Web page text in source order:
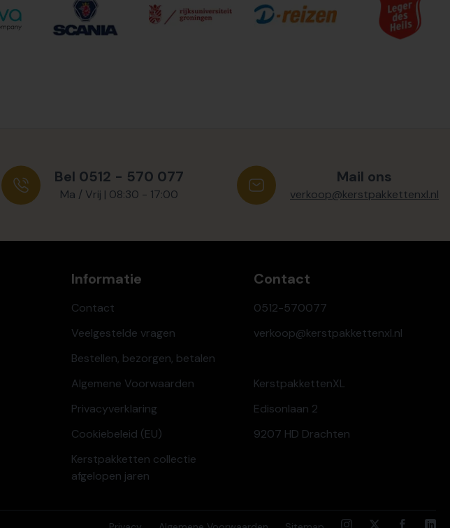
Bel 0512 - 570 077
Ma / Vrij | 08:30 - 17:00
Mail ons
verkoop@kerstpakkettenxl.nl
Informatie
Contact
Veelgestelde vragen
Bestellen, bezorgen, betalen
Algemene Voorwaarden
Privacyverklaring
Cookiebeleid (EU)
Kerstpakketten collectie
afgelopen jaren
Contact
0512-570077
verkoop@kerstpakkettenxl.nl
KerstpakkettenXL
Edisonlaan 2
9207 HD Drachten